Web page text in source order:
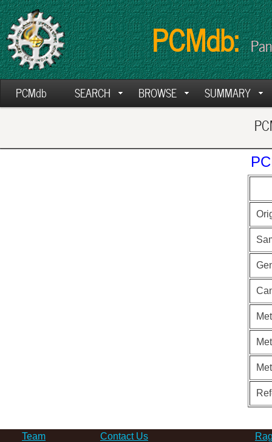
PCMdb:
PCMdb SEARCH BROWSE SUMMARY
Team Contact Us